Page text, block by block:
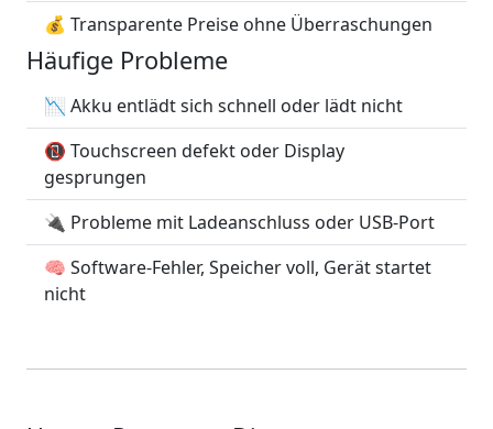
💰 Transparente Preise ohne Überraschungen
Häufige Probleme
📉 Akku entlädt sich schnell oder lädt nicht
📵 Touchscreen defekt oder Display
gesprungen
🔌 Probleme mit Ladeanschluss oder USB-Port
🧠 Software-Fehler, Speicher voll, Gerät startet
nicht